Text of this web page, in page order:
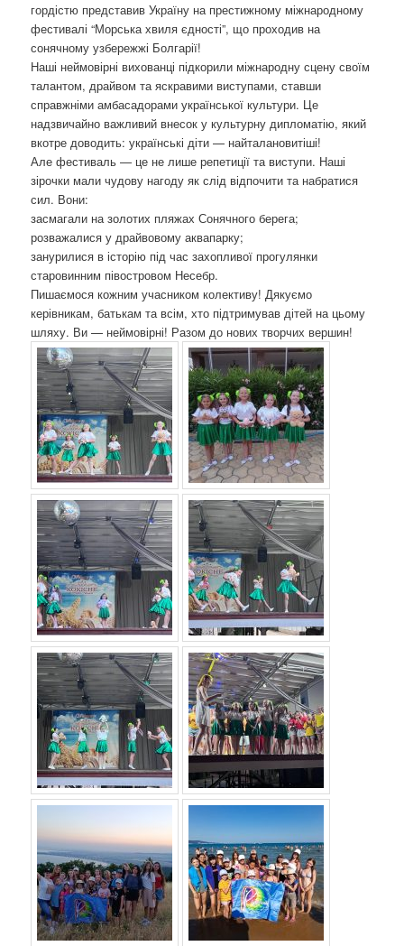
гордістю представив Україну на престижному міжнародному
фестивалі “Морська хвиля єдності”, що проходив на
сонячному узбережжі Болгарії!
Наші неймовірні вихованці підкорили міжнародну сцену своїм
талантом, драйвом та яскравими виступами, ставши
справжніми амбасадорами української культури. Це
надзвичайно важливий внесок у культурну дипломатію, який
вкотре доводить: українські діти — найталановитіші!
Але фестиваль — це не лише репетиції та виступи. Наші
зірочки мали чудову нагоду як слід відпочити та набратися
сил. Вони:
засмагали на золотих пляжах Сонячного берега;
розважалися у драйвовому аквапарку;
занурилися в історію під час захопливої прогулянки
старовинним півостровом Несебр.
Пишаємося кожним учасником колективу! Дякуємо
керівникам, батькам та всім, хто підтримував дітей на цьому
шляху. Ви — неймовірні! Разом до нових творчих вершин!